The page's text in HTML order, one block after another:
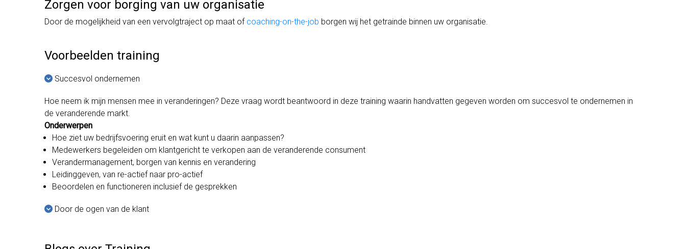
Zorgen voor borging van uw organisatie
Door de mogelijkheid van een vervolgtraject op maat of coaching-on-the-job borgen wij het getrainde binnen uw organisatie.
Voorbeelden training
Succesvol ondernemen
Hoe neem ik mijn mensen mee in veranderingen? Deze vraag wordt beantwoord in deze training waarin handvatten gegeven worden om succesvol te ondernemen in
de veranderende markt.
Onderwerpen
Hoe ziet uw bedrijfsvoering eruit en wat kunt u daarin aanpassen?
Medewerkers begeleiden om klantgericht te verkopen aan de veranderende consument
Verandermanagement, borgen van kennis en verandering
Leidinggeven, van re-actief naar pro-actief
Beoordelen en functioneren inclusief de gesprekken
Door de ogen van de klant